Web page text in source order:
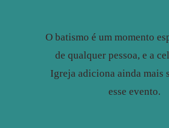
O batismo é um momento
de qualquer pessoa, e a
Igreja adiciona ainda mais
esse evento.